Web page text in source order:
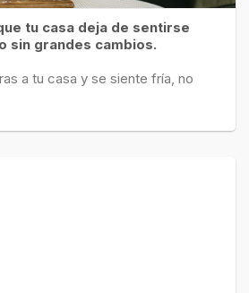
tu casa deja de sentirse
sin grandes cambios.
a tu casa y se siente fría, no